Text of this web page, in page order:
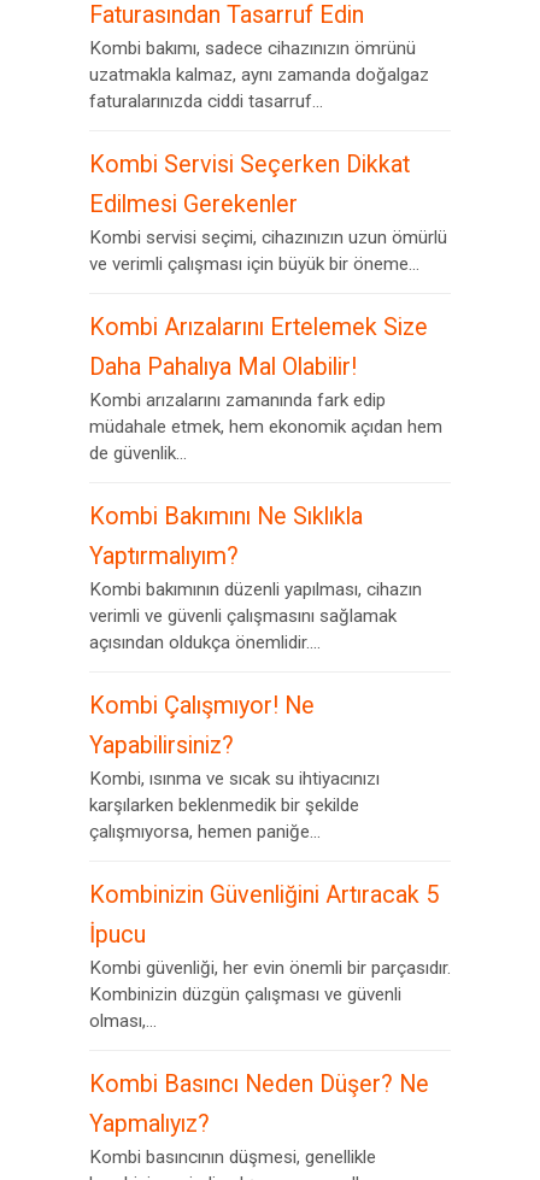
Faturasından Tasarruf Edin
Kombi bakımı, sadece cihazınızın ömrünü
uzatmakla kalmaz, aynı zamanda doğalgaz
faturalarınızda ciddi tasarruf...
Kombi Servisi Seçerken Dikkat
Edilmesi Gerekenler
Kombi servisi seçimi, cihazınızın uzun ömürlü
ve verimli çalışması için büyük bir öneme...
Kombi Arızalarını Ertelemek Size
Daha Pahalıya Mal Olabilir!
Kombi arızalarını zamanında fark edip
müdahale etmek, hem ekonomik açıdan hem
de güvenlik...
Kombi Bakımını Ne Sıklıkla
Yaptırmalıyım?
Kombi bakımının düzenli yapılması, cihazın
verimli ve güvenli çalışmasını sağlamak
açısından oldukça önemlidir....
Kombi Çalışmıyor! Ne
Yapabilirsiniz?
Kombi, ısınma ve sıcak su ihtiyacınızı
karşılarken beklenmedik bir şekilde
çalışmıyorsa, hemen paniğe...
Kombinizin Güvenliğini Artıracak 5
İpucu
Kombi güvenliği, her evin önemli bir parçasıdır.
Kombinizin düzgün çalışması ve güvenli
olması,...
Kombi Basıncı Neden Düşer? Ne
Yapmalıyız?
Kombi basıncının düşmesi, genellikle